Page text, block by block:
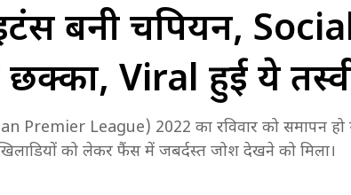
बनी चैंपियन,
Viral हुई ये
Premier League) 2022 का रविवार को समापन
को लेकर फैंस में जबर्दस्त जोश देखने को मिला।